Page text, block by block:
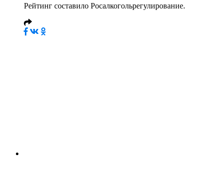
Рейтинг составило Росалкогольрегулирование.